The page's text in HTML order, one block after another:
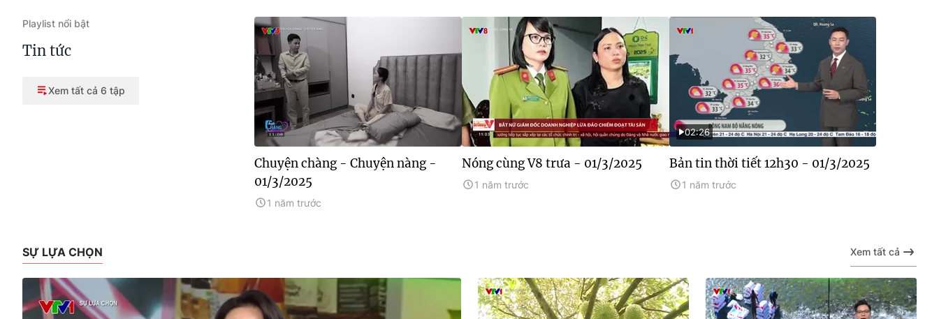
Playlist nổi bật
Tin tức
Xem tất cả 6 tập
Chuyện chàng - Chuyện nàng -
01/3/2025
1 năm trước
Nóng cùng V8 trưa - 01/3/2025
1 năm trước
02:26
Bản tin thời tiết 12h30 - 01/3/2025
1 năm trước
SỰ LỰA CHỌN Xem tất cả